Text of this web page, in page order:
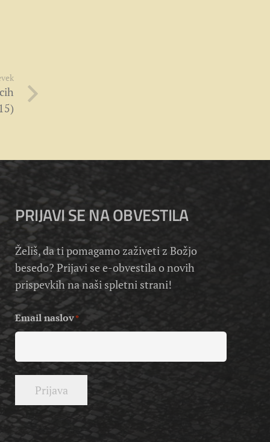
PRIJAVI SE NA OBVESTILA
Želiš, da ti pomagamo zaživeti z Božjo
besedo? Prijavi se e-obvestila o novih
prispevkih na naši spletni strani!
Email naslov*
Prijava